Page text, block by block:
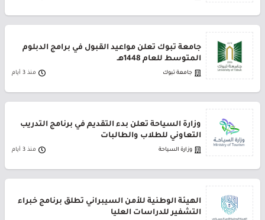
جامعة تبوك تعلن مواعيد القبول في برامج الدبلوم
المتوسط للعام 1448هـ
جامعة تبوك منذ 3 أيام
وزارة السياحة تعلن بدء التقديم في برنامج التدريب
التعاوني للطلاب والطالبات
وزارة السياحة منذ 3 أيام
الهيئة الوطنية للأمن السيبراني تطلق برنامج خبراء
التشفير للدراسات العليا